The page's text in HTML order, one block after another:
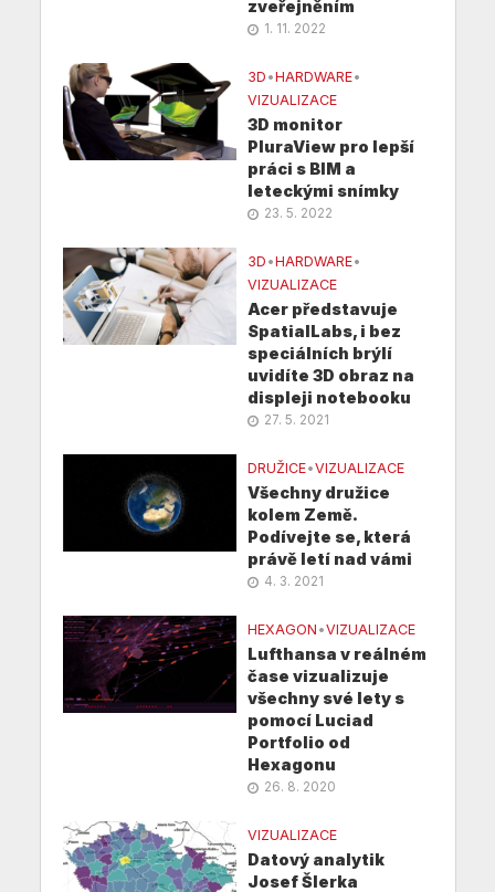
zveřejněním
1. 11. 2022
3D •HARDWARE•
VIZUALIZACE
3D monitor
PluraView pro lepší
práci s BIM a
leteckými snímky
23. 5. 2022
3D •HARDWARE•
VIZUALIZACE
Acer představuje
SpatialLabs, i bez
speciálních brýlí
uvidíte 3D obraz na
displeji notebooku
27. 5. 2021
DRUŽICE•VIZUALIZACE
Všechny družice
kolem Země.
Podívejte se, která
právě letí nad vámi
4. 3. 2021
HEXAGON •VIZUALIZACE
Lufthansa v reálném
čase vizualizuje
všechny své lety s
pomocí Luciad
Portfolio od
Hexagonu
26. 8. 2020
VIZUALIZACE
Datový analytik
Josef Šlerka